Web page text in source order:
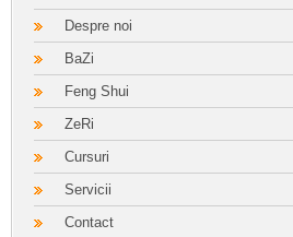
Despre noi
BaZi
Feng Shui
ZeRi
Cursuri
Servicii
Contact